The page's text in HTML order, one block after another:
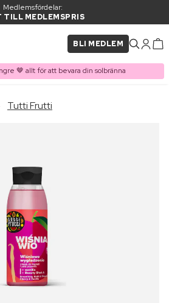
Medlemsfördelar:
TILL MEDLEMSPRIS
BLI MEDLEM
🤎 allt för att bevara din solbränna
I VARUKORGEN
Tutti Frutti